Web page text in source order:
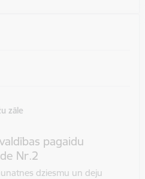
zāle
pagaidu
Nr.2
dziesmu un deju